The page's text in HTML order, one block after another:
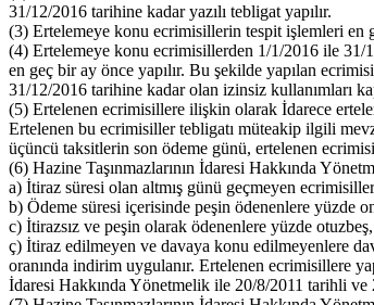
31/12/2016 tarihine kadar yazılı tebligat yapılır.
(3) Ertelemeye konu ecrimisillerin tespit işlemleri en
(4) Ertelemeye konu ecrimisillerden 1/1/2016 ile 31/
en geç bir ay önce yapılır. Bu şekilde yapılan
31/12/2016 tarihine kadar olan izinsiz kullanımları
(5) Ertelenen ecrimisillere ilişkin olarak İdarece
Ertelenen bu ecrimisiller tebligatı müteakip ilgili
üçüncü taksitlerin son ödeme günü, ertelenen
(6) Hazine Taşınmazlarının İdaresi Hakkında
a) İtiraz süresi olan altmış günü geçmeyen
b) Ödeme süresi içerisinde peşin ödenenlere yüzde
c) İtirazsız ve peşin olarak ödenenlere yüzde otuzbeş,
ç) İtiraz edilmeyen ve davaya konu edilmeyenlere
oranında indirim uygulanır. Ertelenen ecrimisillere
İdaresi Hakkında Yönetmelik ile 20/8/2011 tarihli ve